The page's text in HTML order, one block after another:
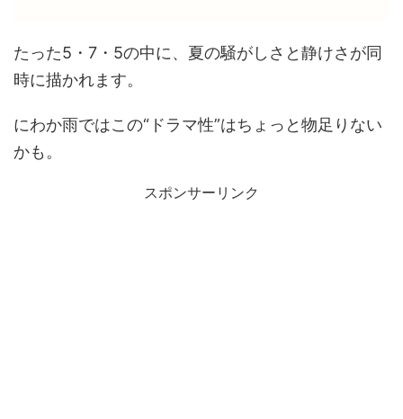
たった5・7・5の中に、夏の騒がしさと静けさが同
時に描かれます。
にわか雨ではこの“ドラマ性”はちょっと物足りない
かも。
スポンサーリンク